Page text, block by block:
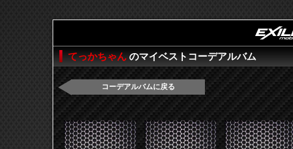
てっかちゃん のマイベストコーデアルバム
コーデアルバムに戻る